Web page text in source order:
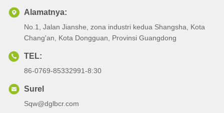
Alamatnya:
No.1, Jalan Jianshe, zona industri kedua Shangsha, Kota
Chang'an, Kota Dongguan, Provinsi Guangdong
TEL:
86-0769-85332991-8:30
Surel
Sqw@dglbcr.com